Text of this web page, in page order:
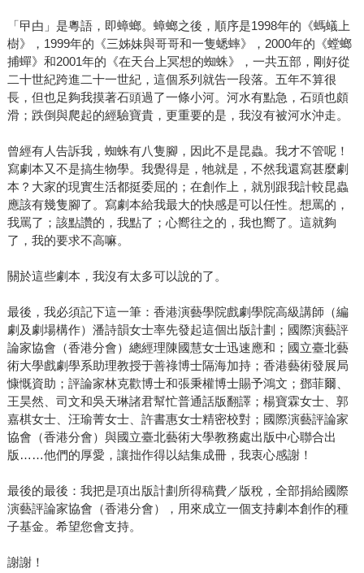
「曱甴」是粵語，即蟑螂。蟑螂之後，順序是1998年的《螞蟻上
樹》，1999年的《三姊妹與哥哥和一隻蟋蟀》，2000年的《螳螂
捕蟬》和2001年的《在天台上冥想的蜘蛛》，一共五部，剛好從
二十世紀跨進二十一世紀，這個系列就告一段落。五年不算很
長，但也足夠我摸著石頭過了一條小河。河水有點急，石頭也頗
滑；跌倒與爬起的經驗寶貴，更重要的是，我沒有被河水沖走。
曾經有人告訴我，蜘蛛有八隻腳，因此不是昆蟲。我才不管呢！
寫劇本又不是搞生物學。我覺得是，牠就是，不然我還寫甚麼劇
本？大家的現實生活都挺委屈的；在創作上，就別跟我計較昆蟲
應該有幾隻腳了。寫劇本給我最大的快感是可以任性。想罵的，
我罵了；該點讚的，我點了；心嚮往之的，我也嚮了。這就夠
了，我的要求不高嘛。
關於這些劇本，我沒有太多可以說的了。
最後，我必須記下這一筆：香港演藝學院戲劇學院高級講師（編
劇及劇場構作）潘詩韻女士率先發起這個出版計劃；國際演藝評
論家協會（香港分會）總經理陳國慧女士迅速應和；國立臺北藝
術大學戲劇學系助理教授于善祿博士隔海加持；香港藝術發展局
慷慨資助；評論家林克歡博士和張秉權博士賜予鴻文；鄧菲爾、
王昊然、司文和吳天琳諸君幫忙普通話版翻譯；楊寶霖女士、郭
嘉棋女士、汪瑜菁女士、許書惠女士精密校對；國際演藝評論家
協會（香港分會）與國立臺北藝術大學教務處出版中心聯合出
版……他們的厚愛，讓拙作得以結集成冊，我衷心感謝！
最後的最後：我把是項出版計劃所得稿費／版稅，全部捐給國際
演藝評論家協會（香港分會），用來成立一個支持劇本創作的種
子基金。希望您會支持。
謝謝！